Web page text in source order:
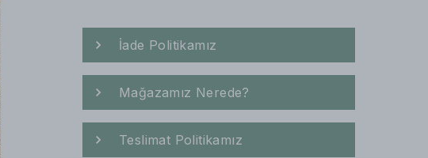
İade Politikamız
Mağazamız Nerede?
Teslimat Politikamız